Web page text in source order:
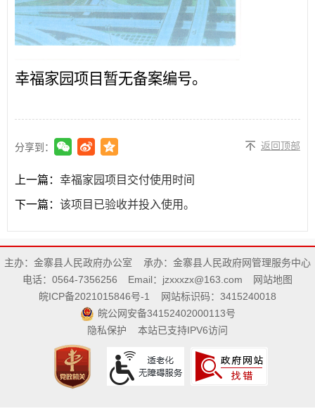
幸福家园项目暂无备案编号。
分享到： 返回顶部
上一篇： 幸福家园项目交付使用时间
下一篇： 该项目已验收并投入使用。
主办：金寨县人民政府办公室
承办：金寨县人民政府网管理服务中心
电话：0564-7356256
Email：jzxxxzx@163.com
网站地图
皖ICP备2021015846号-1
网站标识码：3415240018
皖公网安备34152402000113号
隐私保护
本站已支持IPV6访问